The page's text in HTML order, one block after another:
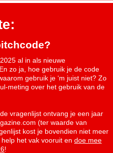
al in als nieuwe
zo ja, hoe gebruik je de code
gebruik je ‘m juist niet? Zo
meting over het gebruik van de
vragenlijst ontvang je een jaar
(ter waarde van
kost je bovendien niet meer
het vak vooruit en doe mee
!